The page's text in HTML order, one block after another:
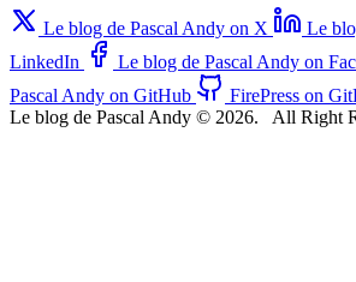
Le blog de Pascal Andy on X
Le
LinkedIn
Le blog de Pascal Andy on
Pascal Andy on GitHub
FirePress on
Le blog de Pascal Andy © 2026.
All Right